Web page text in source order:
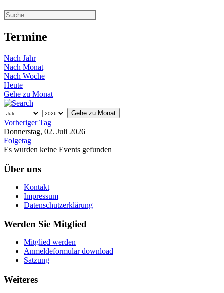
Termine
Nach Jahr
Nach Monat
Nach Woche
Heute
Gehe zu Monat
Gehe zu Monat
Vorheriger Tag
Donnerstag, 02. Juli 2026
Folgetag
Es wurden keine Events gefunden
Über uns
Kontakt
Impressum
Datenschutzerklärung
Werden Sie Mitglied
Mitglied werden
Anmeldeformular download
Satzung
Weiteres